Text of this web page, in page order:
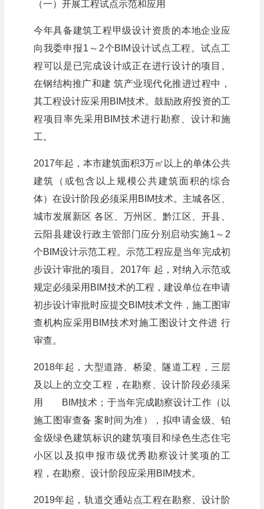
（一）开展工程试点示范和应用
今年具备建筑工程甲级设计资质的本地企业应
向我委申报1～2个BIM设计试点工程。试点工
程可以是已完成设计或正在进行设计的项目。
在钢结构推广和建 筑产业现代化推进过程中，
其工程设计应采用BIM技术。鼓励政府投资的工
程项目率先采用BIM技术进行勘察、设计和施
工。
2017年起，本市建筑面积3万㎡以上的单体公共
建筑（或包含以上规模公共建筑面积的综合
体）在设计阶段必须采用BIM技术。主城各区、
城市发展新区 各区、万州区、黔江区、开县、
云阳县建设行政主管部门应分别启动实施1～2
个BIM设计示范工程。示范工程应是当年完成初
步设计审批的项目。2017年 起，对纳入示范或
规定必须采用BIM技术的工程，建设单位在申请
初步设计审批时应提交BIM技术文件，施工图审
查机构应采用BIM技术对施工图设计文件进 行
审查。
2018年起，大型道路、桥梁、隧道工程，三层
及以上的立交工程，在勘察、设计阶段必须采
用 BIM技术；于当年完成勘察设计工作（以
施工图审查备 案时间为准），拟申请金级、铂
金级绿色建筑标识的建筑项目和绿色生态住宅
小区以及拟申报市级优秀勘察设计奖项的工
程，在勘察、设计阶段应采用BIM技术。
2019年起，轨道交通站点工程在勘察、设计阶